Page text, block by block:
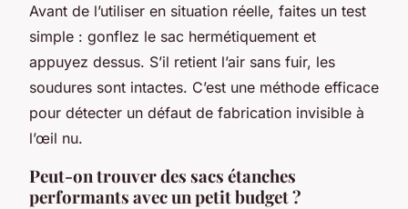
Avant de l’utiliser en situation réelle, faites un test
simple : gonflez le sac hermétiquement et
appuyez dessus. S’il retient l’air sans fuir, les
soudures sont intactes. C’est une méthode efficace
pour détecter un défaut de fabrication invisible à
l’œil nu.
Peut-on trouver des sacs étanches
performants avec un petit budget ?